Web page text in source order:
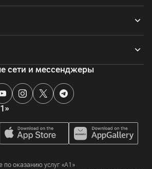
сети и мессенджеры
по оказанию услуг «А1»